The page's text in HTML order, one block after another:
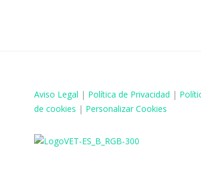
Aviso Legal | Política de Privacidad |
de cookies | Personalizar Cookies